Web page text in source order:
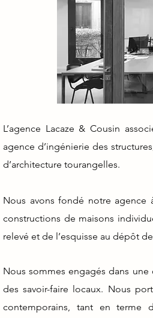
L’agence Lacaze & Cousin
agence d’ingénierie des
d’architecture tourangelles.
Nous avons fondé notre agence
constructions de maisons
relevé et de l’esquisse au dépôt
Nous sommes engagés dans
des savoir-faire locaux. Nous
contemporains, tant en terme